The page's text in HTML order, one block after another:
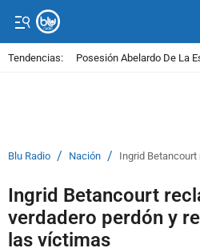
Tendencias: Posesión Abelardo De La
Blu Radio / Nación / Ingrid
Ingrid Betancourt
verdadero perdón y
las víctimas